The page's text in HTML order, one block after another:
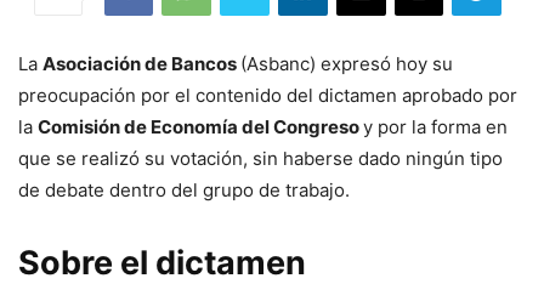
La Asociación de Bancos (Asbanc) expresó hoy su
preocupación por el contenido del dictamen aprobado por
la Comisión de Economía del Congresoy por la forma en
que se realizó su votación, sin haberse dado ningún tipo
de debate dentro del grupo de trabajo.
Sobre el dictamen